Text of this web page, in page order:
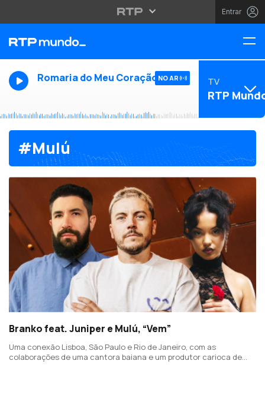
Entrar
Romaria do Meu Coração NO AR TV
RTP
#Mulú
Branko feat. Juniper e Mulú, “Vem”
Uma conexão Lisboa, São Paulo e Rio de Janeiro, com as
colaborações de uma cantora baiana e um produtor carioca de